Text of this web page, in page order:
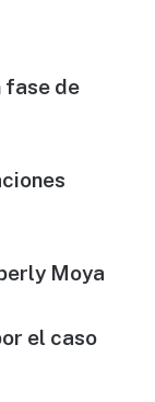
fase de
Moya
el caso